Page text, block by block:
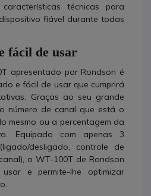
técnicas para
fiável durante todas
fácil de usar
apresentado por Rondson é
e fácil de usar que cumprirá
Graças ao seu grande
número de canal que está o
mesmo ou a percentagem da
Equipado com apenas 3
desligado, controle de
o WT-100T de Rondson
e permite-lhe optimizar